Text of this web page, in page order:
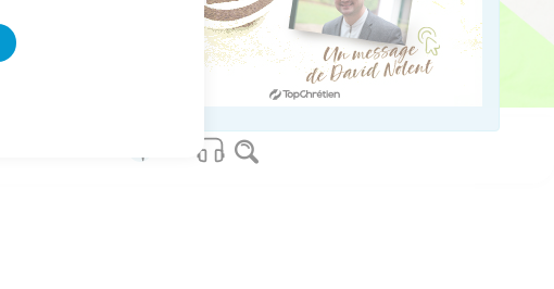
rendez-vous sur www.editionsbiblio.fr